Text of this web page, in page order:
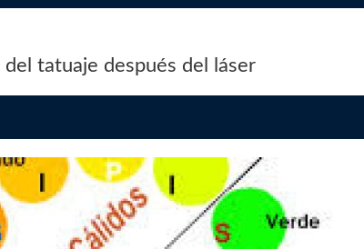
del tatuaje después del láser